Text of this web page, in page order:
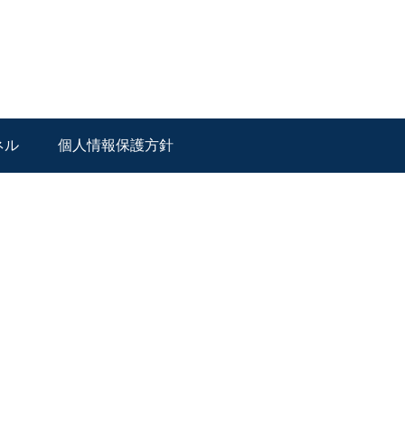
ル 個人情報保護方針